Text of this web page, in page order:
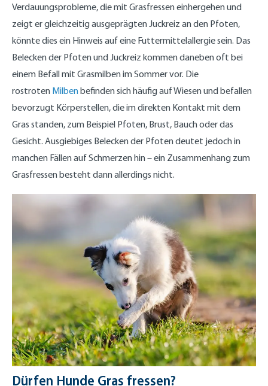
Verdauungsprobleme, die mit Grasfressen einhergehen und
zeigt er gleichzeitig ausgeprägten Juckreiz an den Pfoten,
könnte dies ein Hinweis auf eine Futtermittelallergie sein. Das
Belecken der Pfoten und Juckreiz kommen daneben oft bei
einem Befall mit Grasmilben im Sommer vor. Die
rostroten Milbenbefinden sich häufig auf Wiesen und befallen
bevorzugt Körperstellen, die im direkten Kontakt mit dem
Gras standen, zum Beispiel Pfoten, Brust, Bauch oder das
Gesicht. Ausgiebiges Belecken der Pfoten deutet jedoch in
manchen Fällen auf Schmerzen hin – ein Zusammenhang zum
Grasfressen besteht dann allerdings nicht.
Dürfen Hunde Gras fressen?